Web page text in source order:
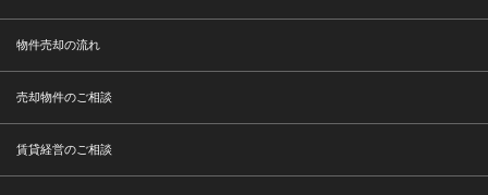
物件売却の流れ
売却物件のご相談
賃貸経営のご相談